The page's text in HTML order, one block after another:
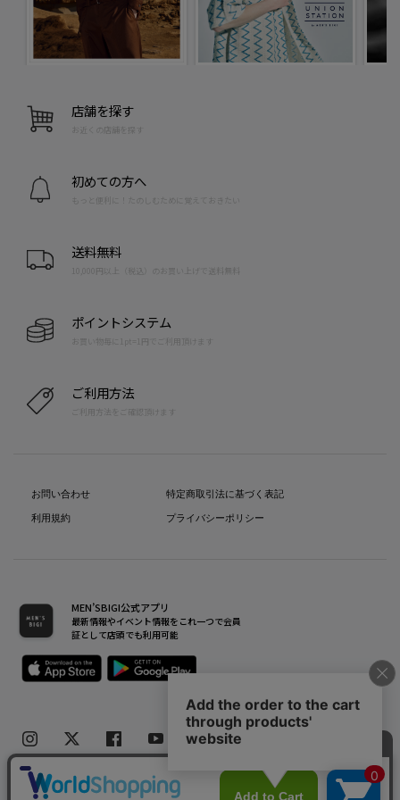
店舗を探す
お近くの店舗を探す
初めての方へ
もっと便利に！たのしむために覚えておきたい
送料無料
10,000円以上（税込）のお買い上げで送料無料
ポイントシステム
お買い物毎に1pt=1円でご利用頂けます
ご利用方法
ご利用方法をご確認頂けます
お問い合わせ
利用規約
特定商取引法に基づく表記
プライバシーポリシー
MEN’SBIGI公式アプリ
最新情報やイベント情報をこれ一つで会員
証として店頭でも利用可能
Copyright(C) Bigi Co.,Ltd.All Rights Reserved.